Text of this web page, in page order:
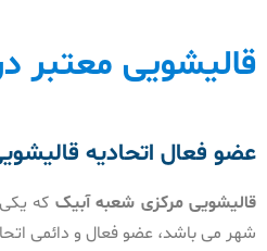
قالیشویی معتبر
عضو فعال اتحادیه
قالیشویی مرکزی شعبهآبیک که
شهر می باشد، عضو فعال و دائمی